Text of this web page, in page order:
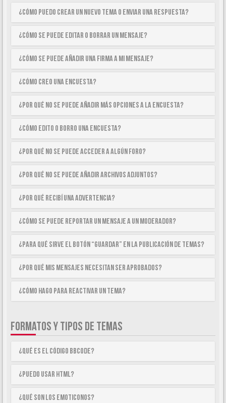
¿Cómo puedo crear un nuevo tema o enviar una respuesta?
¿Cómo se puede editar o borrar un mensaje?
¿Cómo se puede añadir una firma a mi mensaje?
¿Cómo creo una encuesta?
¿Por qué no se puede añadir más opciones a la encuesta?
¿Cómo edito o borro una encuesta?
¿Por qué no se puede acceder a algún foro?
¿Por qué no se puede añadir archivos adjuntos?
¿Por qué recibí una advertencia?
¿Cómo se puede reportar un mensaje a un moderador?
¿Para qué sirve el botón “Guardar” en la publicación de temas?
¿Por qué mis mensajes necesitan ser aprobados?
¿Cómo hago para reactivar un tema?
FORMATOS Y TIPOS DE TEMAS
¿Qué es el código BBCode?
¿Puedo usar HTML?
¿Qué son los emoticonos?